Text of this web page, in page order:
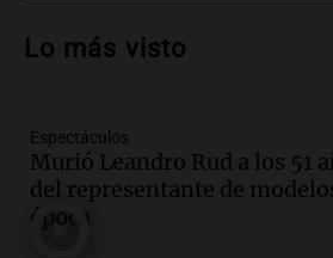
en Villa María
Audio.
la Bulaya abrirá sus
diversas actividades y
Panorama Federal
Lo más visto
Espectáculos
Murió Leandro Rud a los 51
del representante de
época